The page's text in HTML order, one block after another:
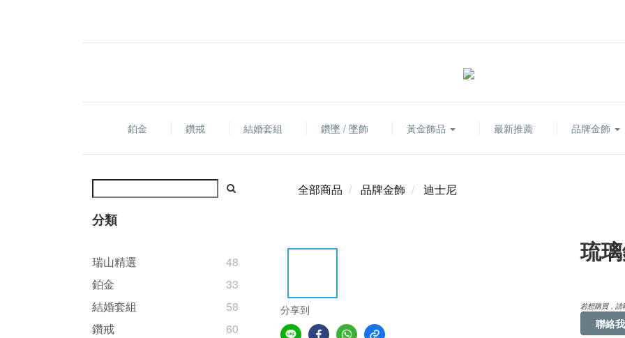
鉑金 鑽戒 結婚套組 鑽墜 / 墜飾 黃金飾品 最新推薦 品牌金飾
分類
瑞山精選
48
鉑金
33
結婚套組
58
鑽戒
60
全部商品 品牌金飾 迪士尼
分享到
琉
若想購買，請
聯絡